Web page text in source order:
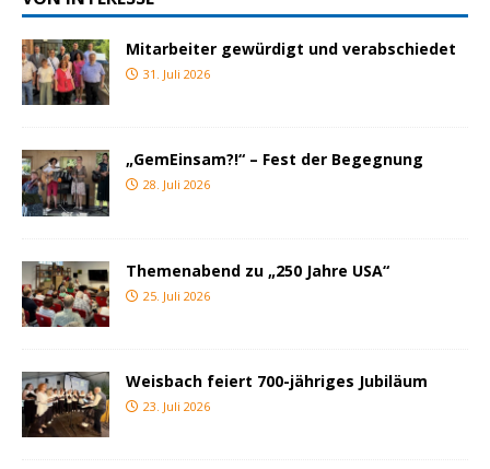
Mitarbeiter gewürdigt und verabschiedet
31. Juli 2026
„GemEinsam?!“ – Fest der Begegnung
28. Juli 2026
Themenabend zu „250 Jahre USA“
25. Juli 2026
Weisbach feiert 700-jähriges Jubiläum
23. Juli 2026